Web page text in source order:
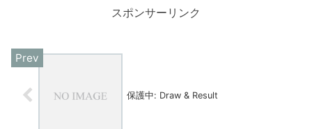
スポンサーリンク
保護中: Draw & Result